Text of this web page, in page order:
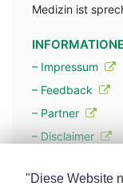
Medizin ist
– Impressum
– Feedback
– Partner
– Disclaimer
"Diese Website